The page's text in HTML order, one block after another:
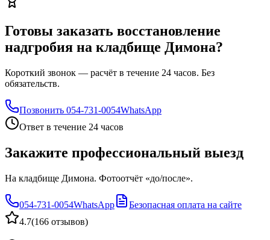
Готовы заказать восстановление
надгробия на кладбище Димона?
Короткий звонок — расчёт в течение 24 часов. Без
обязательств.
Позвонить 054-731-0054WhatsApp
Ответ в течение 24 часов
Закажите профессиональный выезд
На кладбище Димона. Фотоотчёт «до/после».
054-731-0054WhatsApp
Безопасная оплата на сайте
4.7(166 отзывов)